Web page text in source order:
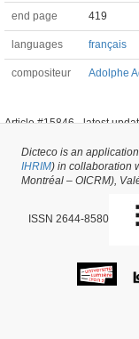
end page 419
languages français
compositeur Adolphe
Article #15846 -latest
Dicteco is an
IHRIM) in collaboration
Montréal – OICRM),
ISSN 2644-8580